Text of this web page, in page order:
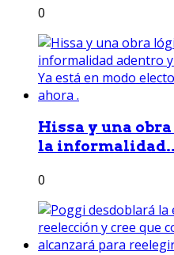
0
Hissa y una
la
0